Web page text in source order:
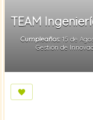
TEAM
Cumpleaños: 15 de
Gestión de